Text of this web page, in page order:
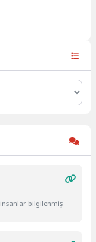
insanlar bilgilenmiş